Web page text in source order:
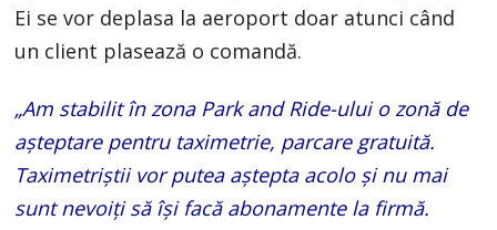
Ei se vor deplasa la aeroport doar atunci când
un client plasează o comandă.
„Am stabilit în zona Park and Ride-ului o zonă de
așteptare pentru taximetrie, parcare gratuită.
Taximetriștii vor putea aștepta acolo și nu mai
sunt nevoiți să își facă abonamente la firmă.